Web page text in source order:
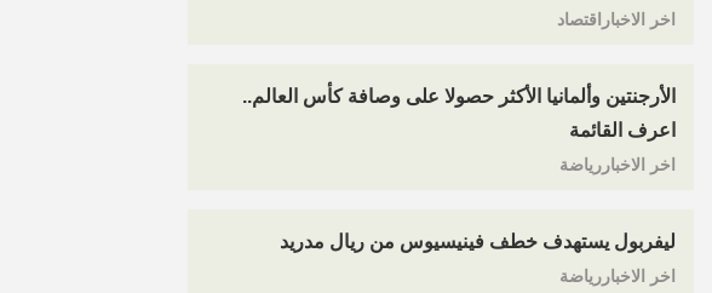
اخر الاخباراقتصاد
الأرجنتين وألمانيا الأكثر حصولا على وصافة كأس العالم..
اعرف القائمة
اخر الاخباررياضة
ليفربول يستهدف خطف فينيسيوس من ريال مدريد
اخر الاخباررياضة